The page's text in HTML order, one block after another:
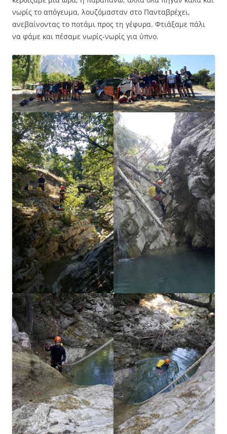
νωρίς το απόγευμα, λουζόμασταν στο Πανταβρέχει,
ανεβαίνοντας το ποτάμι προς τη γέφυρα. Φτιάξαμε πάλι
να φάμε και πέσαμε νωρίς-νωρίς για ύπνο.